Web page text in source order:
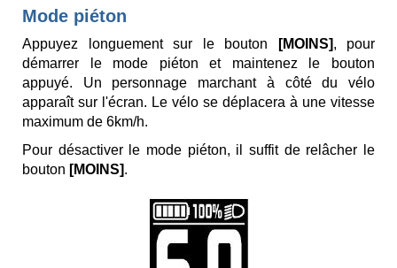
Mode piéton
Appuyez longuement sur le bouton [MOINS], pour
démarrer le mode piéton et maintenez le bouton
appuyé. Un personnage marchant à côté du vélo
apparaît sur l'écran. Le vélo se déplacera à une vitesse
maximum de 6km/h.
Pour désactiver le mode piéton, il suffit de relâcher le
bouton [MOINS].